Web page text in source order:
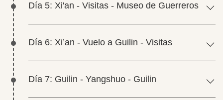
Día 5: Xi'an - Visitas - Museo de Guerreros
Día 6: Xi’an - Vuelo a Guilin - Visitas
Día 7: Guilin - Yangshuo - Guilin